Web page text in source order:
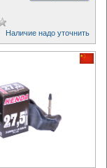
Наличие надо уточнить